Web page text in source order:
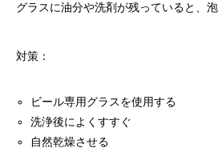
グラスに油分や洗剤が残っていると、
対策：
ビール専用グラスを使用する
洗浄後によくすすぐ
自然乾燥させる